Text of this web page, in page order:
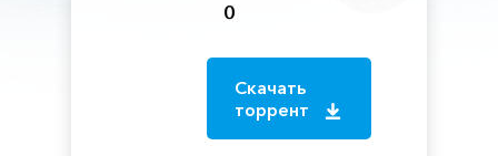
0
Скачать
торрент